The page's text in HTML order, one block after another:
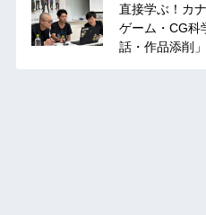
直接学ぶ！カ
ゲーム・CG科
話・作品添削